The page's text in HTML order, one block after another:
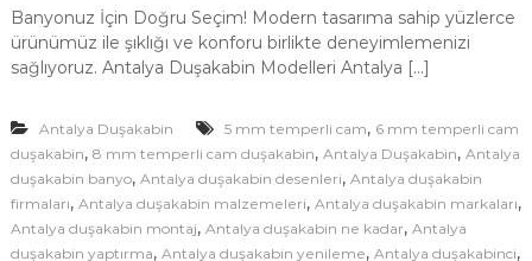
D
u
ş
k
a
b
i
n
Banyonuz İçin Doğru Seçim! Modern tasarıma sahip yüzlerce
ürünümüz ile şıklığı ve konforu birlikte deneyimlemenizi
sağlıyoruz. Antalya Duşakabin Modelleri Antalya […]
Antalya Duşakabin 5 mm temperli cam, 6 mm temperli cam
duşakabin, 8 mm temperli cam duşakabin, Antalya Duşakabin, Antalya
duşakabin banyo, Antalya duşakabin desenleri, Antalya duşakabin
firmaları, Antalya duşakabin malzemeleri, Antalya duşakabin markaları,
Antalya duşakabin montaj, Antalya duşakabin ne kadar, Antalya
duşakabin yaptırma, Antalya duşakabin yenileme, Antalya duşakabinci,